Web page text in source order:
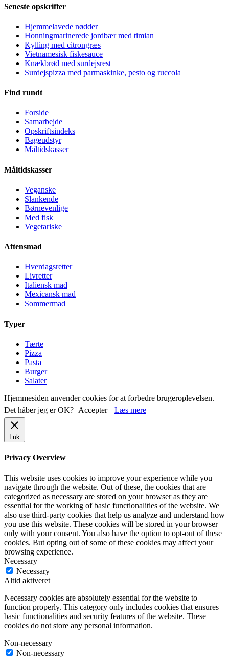
Seneste opskrifter
Hjemmelavede nødder
Honningmarinerede jordbær med timian
Kylling med citrongræs
Vietnamesisk fiskesauce
Knækbrød med surdejsrest
Surdejspizza med parmaskinke, pesto og ruccola
Find rundt
Forside
Samarbejde
Opskriftsindeks
Bageudstyr
Måltidskasser
Måltidskasser
Veganske
Slankende
Børnevenlige
Med fisk
Vegetariske
Aftensmad
Hverdagsretter
Livretter
Italiensk mad
Mexicansk mad
Sommermad
Typer
Tærte
Pizza
Pasta
Burger
Salater
Hjemmesiden anvender cookies for at forbedre brugeroplevelsen.
Det håber jeg er OK? Accepter Læs mere
Luk
Privacy Overview
This website uses cookies to improve your experience while you
navigate through the website. Out of these, the cookies that are
categorized as necessary are stored on your browser as they are
essential for the working of basic functionalities of the website. We
also use third-party cookies that help us analyze and understand how
you use this website. These cookies will be stored in your browser
only with your consent. You also have the option to opt-out of these
cookies. But opting out of some of these cookies may affect your
browsing experience.
Necessary
Necessary
Altid aktiveret
Necessary cookies are absolutely essential for the website to
function properly. This category only includes cookies that ensures
basic functionalities and security features of the website. These
cookies do not store any personal information.
Non-necessary
Non-necessary